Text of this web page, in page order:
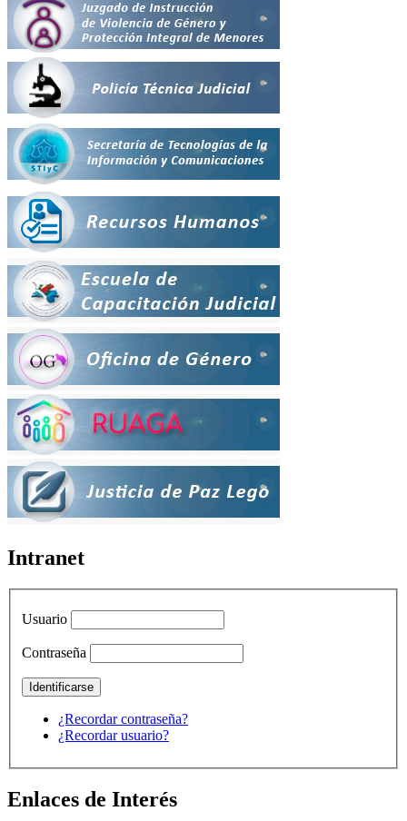
Intranet
Usuario
Contraseña
¿Recordar contraseña?
¿Recordar usuario?
Enlaces de Interés